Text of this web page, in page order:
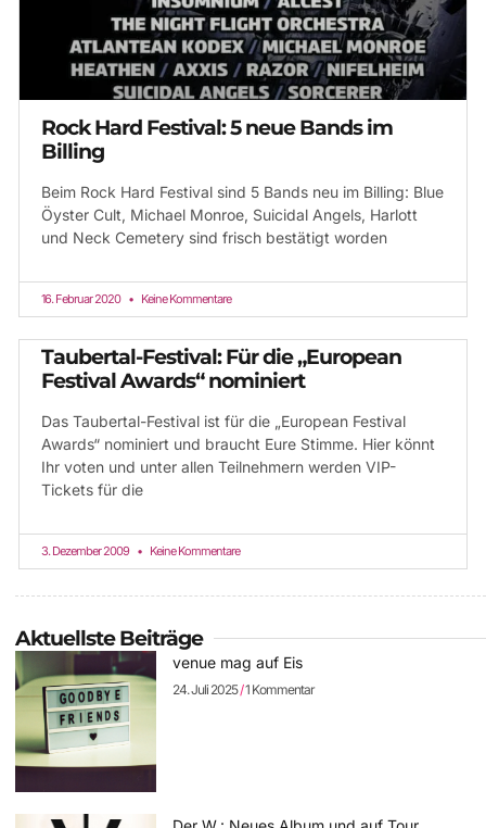
Rock Hard Festival: 5 neue Bands im
Billing
Beim Rock Hard Festival sind 5 Bands neu im Billing: Blue
Öyster Cult, Michael Monroe, Suicidal Angels, Harlott
und Neck Cemetery sind frisch bestätigt worden
16. Februar 2020 Keine Kommentare
Taubertal-Festival: Für die „European
Festival Awards“ nominiert
Das Taubertal-Festival ist für die „European Festival
Awards“ nominiert und braucht Eure Stimme. Hier könnt
Ihr voten und unter allen Teilnehmern werden VIP-
Tickets für die
3. Dezember 2009 Keine Kommentare
Aktuellste Beiträge
venue mag auf Eis
24. Juli 2025 1 Kommentar